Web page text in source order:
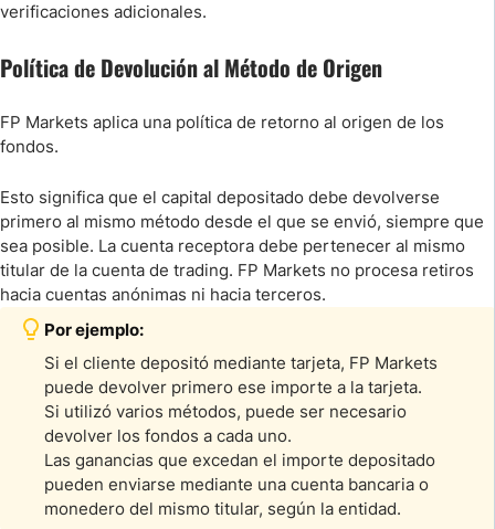
verificaciones adicionales.
Política de Devolución al Método de Origen
FP Markets aplica una política de retorno al origen de los
fondos.
Esto significa que el capital depositado debe devolverse
primero al mismo método desde el que se envió, siempre que
sea posible. La cuenta receptora debe pertenecer al mismo
titular de la cuenta de trading. FP Markets no procesa retiros
hacia cuentas anónimas ni hacia terceros.
Por ejemplo:
Si el cliente depositó mediante tarjeta, FP Markets
puede devolver primero ese importe a la tarjeta.
Si utilizó varios métodos, puede ser necesario
devolver los fondos a cada uno.
Las ganancias que excedan el importe depositado
pueden enviarse mediante una cuenta bancaria o
monedero del mismo titular, según la entidad.